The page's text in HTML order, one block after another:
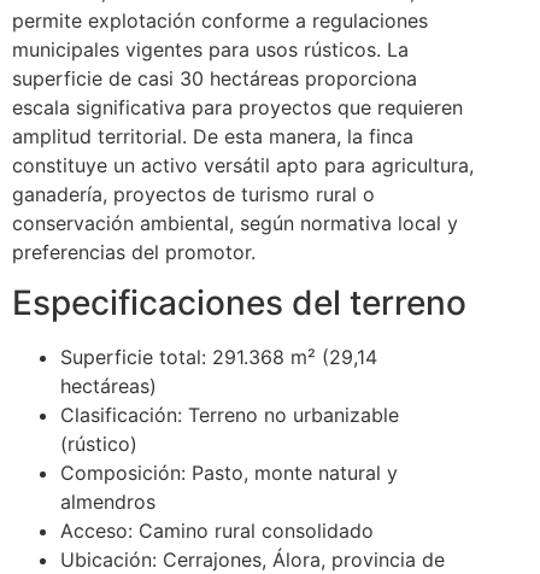
permite explotación conforme a regulaciones
municipales vigentes para usos rústicos. La
superficie de casi 30 hectáreas proporciona
escala significativa para proyectos que requieren
amplitud territorial. De esta manera, la finca
constituye un activo versátil apto para agricultura,
ganadería, proyectos de turismo rural o
conservación ambiental, según normativa local y
preferencias del promotor.
Especificaciones del terreno
Superficie total: 291.368 m² (29,14
hectáreas)
Clasificación: Terreno no urbanizable
(rústico)
Composición: Pasto, monte natural y
almendros
Acceso: Camino rural consolidado
Ubicación: Cerrajones, Álora, provincia de